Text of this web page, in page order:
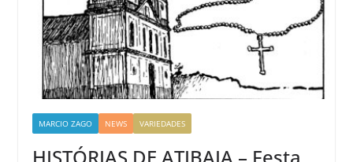
MARCIO ZAGO NEWS VARIEDADES
HISTÓRIAS DE ATIBAIA – Festa